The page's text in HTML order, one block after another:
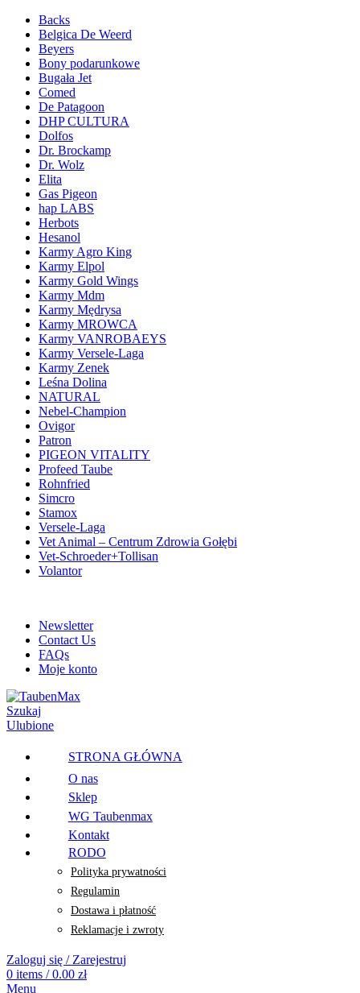
Backs
Belgica De Weerd
Beyers
Bony podarunkowe
Bugała Jet
Comed
De Patagoon
DHP CULTURA
Dolfos
Dr. Brockamp
Dr. Wolz
Elita
Gas Pigeon
hap LABS
Herbots
Hesanol
Karmy Agro King
Karmy Elpol
Karmy Gold Wings
Karmy Mdm
Karmy Mędrysa
Karmy MROWCA
Karmy VANROBAEYS
Karmy Versele-Laga
Karmy Zenek
Leśna Dolina
NATURAL
Nebel-Champion
Ovigor
Patron
PIGEON VITALITY
Profeed Taube
Rohnfried
Simcro
Stamox
Versele-Laga
Vet Animal – Centrum Zdrowia Gołębi
Vet-Schroeder+Tollisan
Volantor
Newsletter
Contact Us
FAQs
Moje konto
Szukaj
Ulubione
STRONA GŁÓWNA
O nas
Sklep
WG Taubenmax
Kontakt
RODO
Polityka prywatności
Regulamin
Dostawa i płatność
Reklamacje i zwroty
Zaloguj się / Zarejestruj
0 items / 0.00 zł
Menu